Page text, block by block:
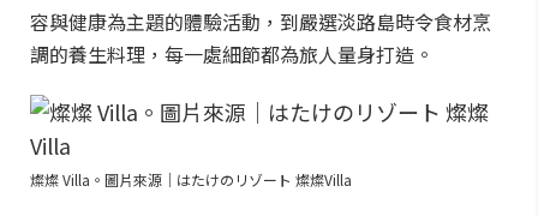
容與健康為主題的體驗活動，到嚴選淡路島時令食材烹
調的養生料理，每一處細節都為旅人量身打造。
燦燦 Villa。圖片來源｜はたけのリゾート 燦燦Villa